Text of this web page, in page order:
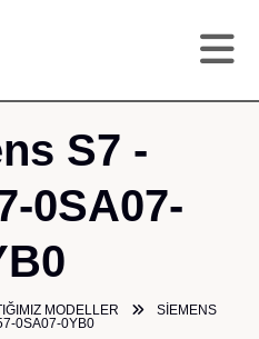
S7 -
0SA07-
MODELLER
SIEMENS
0SA07-0YB0